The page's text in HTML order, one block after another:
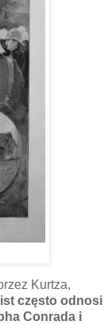
Kurtza,
często odnosi
Conrada i